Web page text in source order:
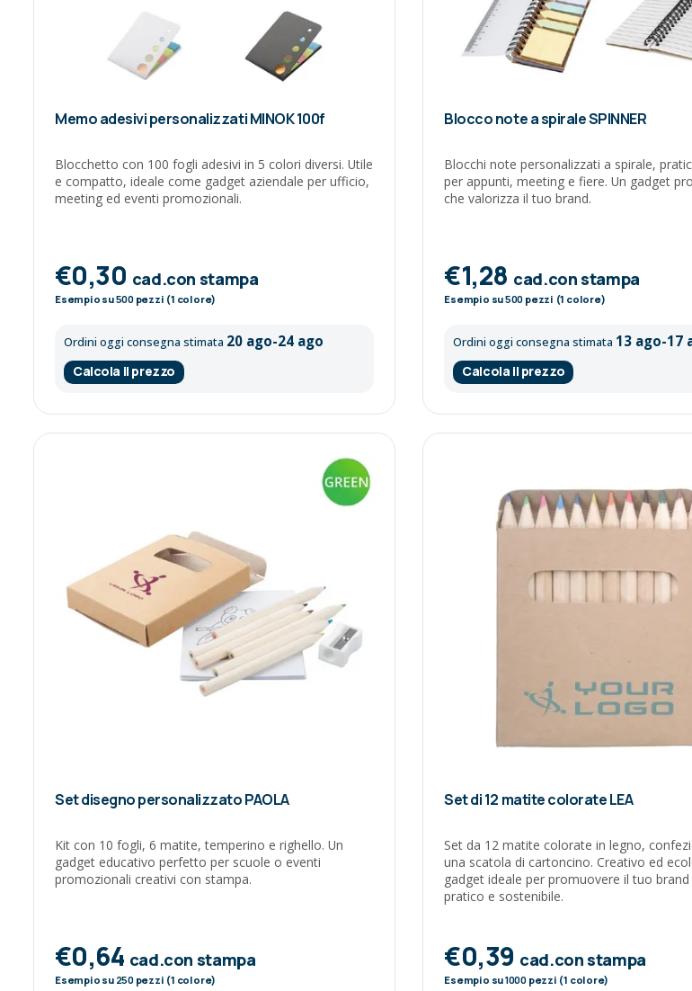
Memo adesivi personalizzati MINOK 100f
Blocchetto con 100 fogli adesivi in 5 colori diversi. Utile
e compatto, ideale come gadget aziendale per ufficio,
meeting ed eventi promozionali.
€0,30 cad.con stampa
Esempio su500pezzi (1 colore)
Ordini oggi consegna stimata 20 ago-24 ago
Calcola il prezzo
Blocco note a spirale SPINNER
Blocchi note personalizzati a spirale,
per appunti, meeting e fiere. Un gadget
che valorizza il tuo brand.
€1,28 cad.con stampa
Esempio su500 pezzi (1 colore)
Ordini oggi consegna stimata 13 ago-17
Calcola il prezzo
Set disegno personalizzato PAOLA
Kit con 10 fogli, 6 matite, temperino e righello. Un
gadget educativo perfetto per scuole o eventi
promozionali creativi con stampa.
€0,64 cad.con stampa
Esempio su 250pezzi (1 colore)
Set di 12 matite colorate LEA
Set da 12 matite colorate in legno,
una scatola di cartoncino. Creativo ed
gadget ideale per promuovere il tuo
pratico e sostenibile.
€0,39 cad.con stampa
Esempio su1000pezzi (1 colore)